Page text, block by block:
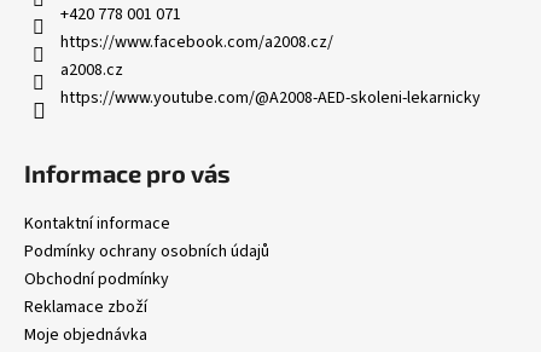
+420 778 001 071
https://www.facebook.com/a2008.cz/
a2008.cz
https://www.youtube.com/@A2008-AED-skoleni-lekarnicky
Informace pro vás
Kontaktní informace
Podmínky ochrany osobních údajů
Obchodní podmínky
Reklamace zboží
Moje objednávka